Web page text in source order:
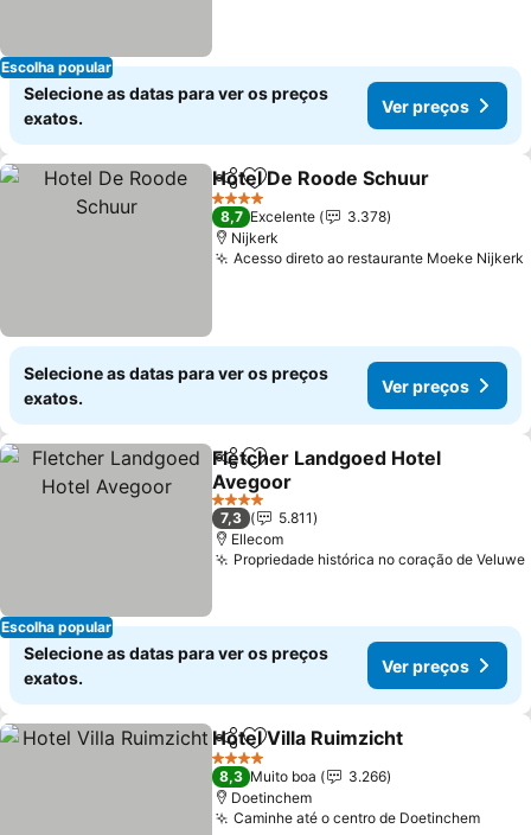
Escolha popular
Selecione as datas para ver os preços
exatos.
Ver preços
PartilharAdicionar aos favoritos
Hotel De Roode Schuur
4 Estrelas
8,7 Excelente
3.378
Nijkerk
Acesso direto ao restaurante Moeke Nijkerk
Selecione as datas para ver os preços
exatos.
Ver preços
Escolha popular
PartilharAdicionar aos favoritos
Fletcher Landgoed Hotel
Avegoor
Ver preços
4 Estrelas
7,3
5.811
Ellecom
Propriedade histórica no coração de Veluwe
Selecione as datas para ver os preços
exatos.
Ver preços
PartilharAdicionar aos favoritos
Hotel Villa Ruimzicht
4 Estrelas
8,3 Muito boa
3.266
Doetinchem
Caminhe até o centro de DoetinchemVer